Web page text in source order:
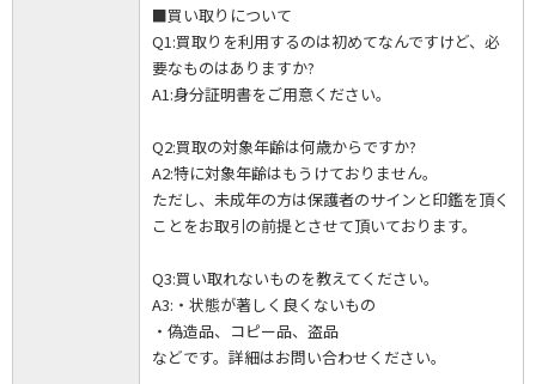
■買い取りについて
Q1:買取りを利用するのは初めてなんですけど、必
要なものはありますか?
A1:身分証明書をご用意ください。
Q2:買取の対象年齢は何歳からですか?
A2:特に対象年齢はもうけておりません。
ただし、未成年の方は保護者のサインと印鑑を頂く
ことをお取引の前提とさせて頂いております。
Q3:買い取れないものを教えてください。
A3:・状態が著しく良くないもの
・偽造品、コピー品、盗品
などです。詳細はお問い合わせください。